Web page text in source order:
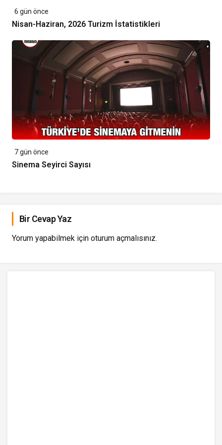
6 gün önce
Nisan-Haziran, 2026 Turizm İstatistikleri
7 gün önce
Sinema Seyirci Sayısı
Bir Cevap Yaz
Yorum yapabilmek için oturum açmalısınız.